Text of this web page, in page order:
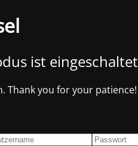
ist eingeschaltet
Thank you for your patience!